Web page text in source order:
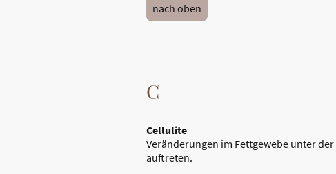
nach oben
C
Cellulite
Veränderungen im Fettgewebe unter
auftreten.